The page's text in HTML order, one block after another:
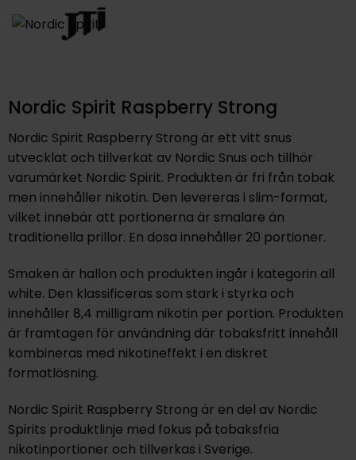
Nordic Spirit Raspberry Strong
Nordic Spirit Raspberry Strong är ett vitt snus
utvecklat och tillverkat av Nordic Snus och tillhör
varumärket Nordic Spirit. Produkten är fri från tobak
men innehåller nikotin. Den levereras i slim-format,
vilket innebär att portionerna är smalare än
traditionella prillor. En dosa innehåller 20 portioner.
Smaken är hallon och produkten ingår i kategorin all
white. Den klassificeras som stark i styrka och
innehåller 8,4 milligram nikotin per portion. Produkten
är framtagen för användning där tobaksfritt innehåll
kombineras med nikotineffekt i en diskret
formatlösning.
Nordic Spirit Raspberry Strong är en del av Nordic
Spirits produktlinje med fokus på tobaksfria
nikotinportioner och tillverkas i Sverige.